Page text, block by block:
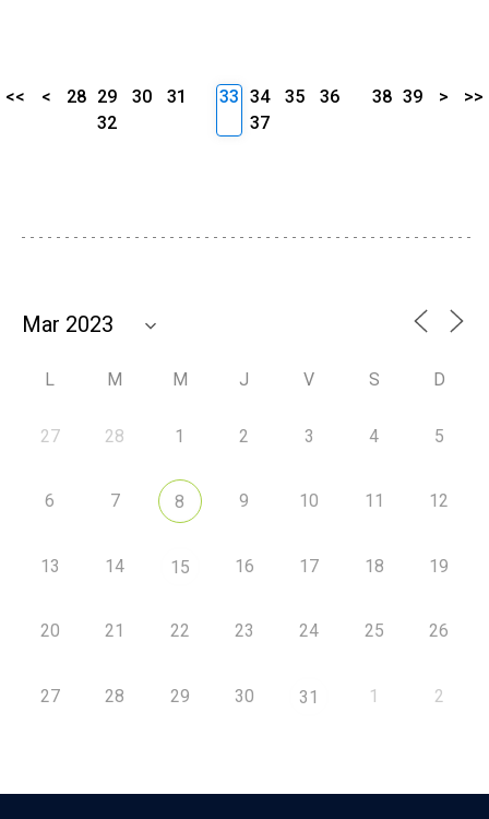
<< < 28 29 30
31
32
33 34 35
36
37
38 39 > >>
L M M J V S D
27 28 1 2 3 4 5
6 7 8 9 10 11 12
13 14 15 16 17 18 19
20 21 22 23 24 25 26
27 28 29 30 31 1 2